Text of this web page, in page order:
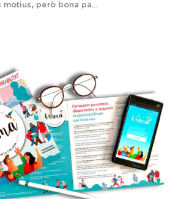
però bona pa...